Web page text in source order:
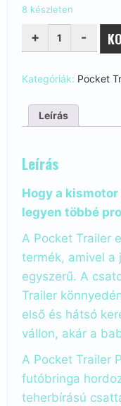
8 készleten
POCKET
TRAILER
-
MENNYISÉG
Kategóriák: Pocket
Leírás
Leírás
Hogy a
legyen többé
A Pocket Trailer
termék, amivel a
egyszerű. A
Trailer
első és hátsó
vállon, akár a
A Pocket Trailer
futóbringa
teherbírású